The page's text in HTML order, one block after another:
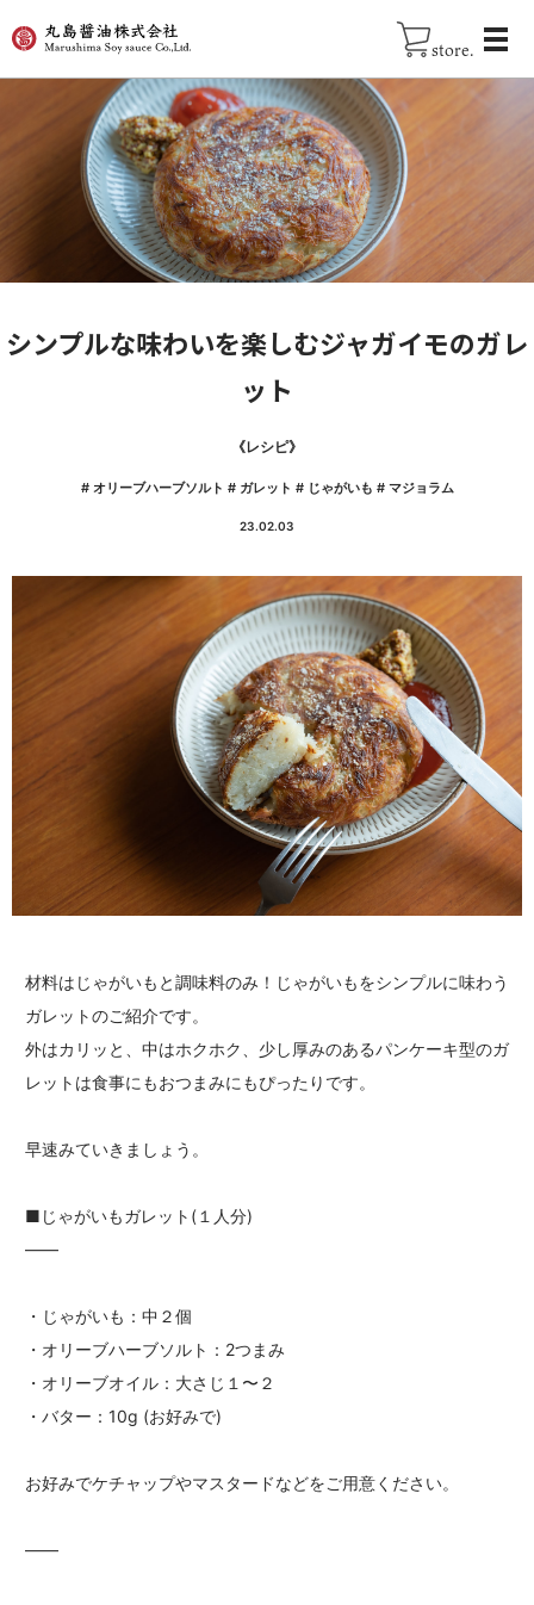
store.
シンプルな味わいを楽しむジャガイモのガレ
ット
《レシピ》
# オリーブハーブソルト # ガレット # じゃがいも # マジョラム
23.02.03
材料はじゃがいもと調味料のみ！じゃがいもをシンプルに味わう
ガレットのご紹介です。
外はカリッと、中はホクホク、少し厚みのあるパンケーキ型のガ
レットは食事にもおつまみにもぴったりです。
早速みていきましょう。
■じゃがいもガレット(１人分)
――
・じゃがいも：中２個
・オリーブハーブソルト：2つまみ
・オリーブオイル：大さじ１〜２
・バター：10g (お好みで)
お好みでケチャップやマスタードなどをご用意ください。
――